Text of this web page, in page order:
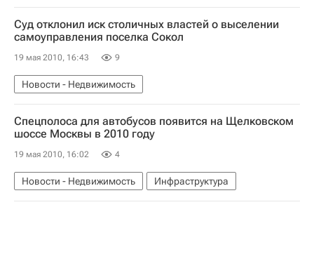
Коммерческая недвижимость
Суд отклонил иск столичных властей о выселении
самоуправления поселка Сокол
19 мая 2010, 16:43 9
Новости - Недвижимость
Спецполоса для автобусов появится на Щелковском
шоссе Москвы в 2010 году
19 мая 2010, 16:02 4
Новости - Недвижимость Инфраструктура